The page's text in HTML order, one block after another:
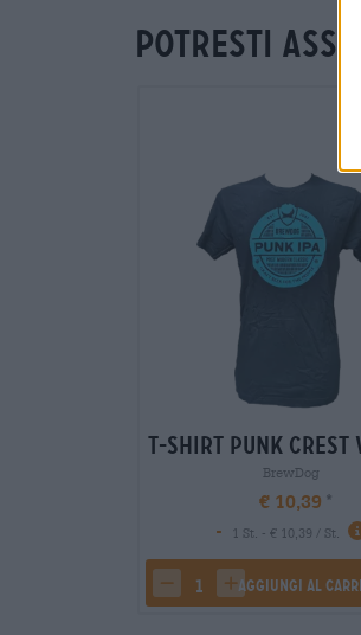
Potresti
T-Shirt Punk Crest
BrewDog
€ 10,39
-
1 St. - € 10,39 / St.
decrease quantity
increase
Aggiungi al